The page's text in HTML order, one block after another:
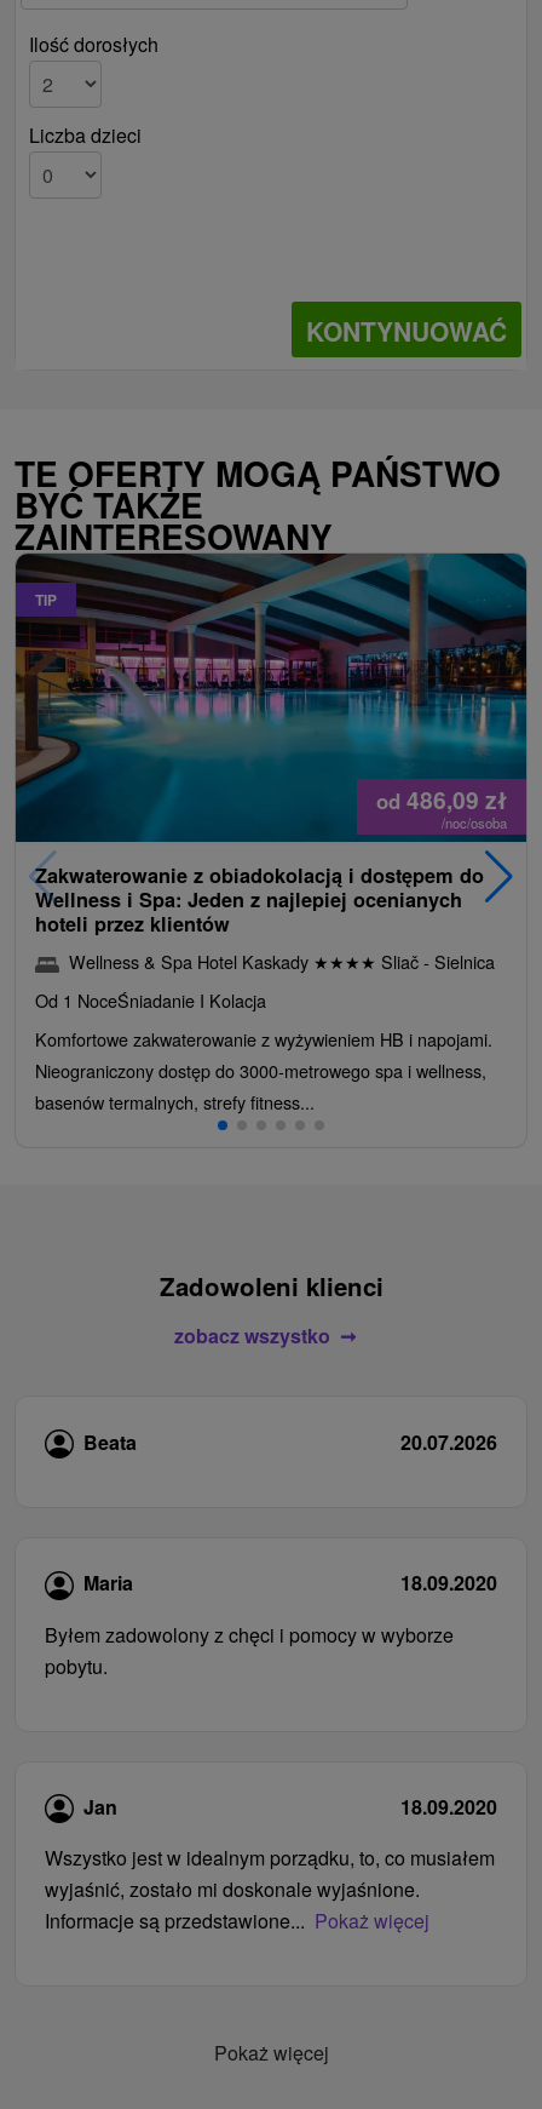
Ilość dorosłych
Liczba dzieci
KONTYNUOWAĆ
TE OFERTY MOGĄ PAŃSTWO
BYĆ TAKŻE
ZAINTERESOWANY
TIP
od 486,09 zł
/noc/osoba
Zakwaterowanie z obiadokolacją i dostępem do
Wellness i Spa: Jeden z najlepiej ocenianych
hoteli przez klientów
Wellness & Spa Hotel Kaskady ★★★★ Sliač - Sielnica
Od 1 NoceŚniadanie I Kolacja
Komfortowe zakwaterowanie z wyżywieniem HB i napojami.
Nieograniczony dostęp do 3000-metrowego spa i wellness,
basenów termalnych, strefy fitness...
Zadowoleni klienci
zobacz wszystko
Beata 20.07.2026
Maria
18.09.2020
Byłem zadowolony z chęci i pomocy w wyborze
pobytu.
Jan
18.09.2020
Wszystko jest w idealnym porządku, to, co musiałem
wyjaśnić, zostało mi doskonale wyjaśnione.
Informacje są przedstawione... Pokaż więcej
Pokaż więcej